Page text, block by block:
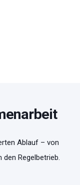
Ablauf – von
Regelbetrieb.